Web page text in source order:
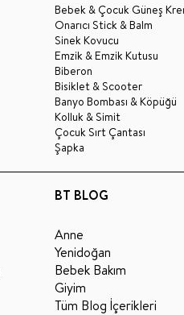
Bebek & Çocuk Güneş
Onarıcı Stick & Balm
Sinek Kovucu
Emzik & Emzik Kutusu
Biberon
Bisiklet & Scooter
Banyo Bombası & Köpüğü
Kolluk & Simit
Çocuk Sırt Çantası
Şapka
BT BLOG
Anne
Yenidoğan
Bebek Bakım
Giyim
Tüm Blog İçerikleri